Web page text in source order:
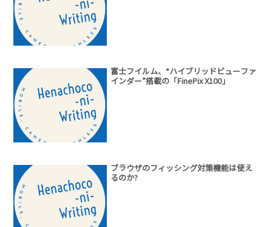
富士フイルム、“ハイブリッドビューファ
インダー”搭載の「FinePix X100」
ブラウザのフィッシング対策機能は使え
るのか?